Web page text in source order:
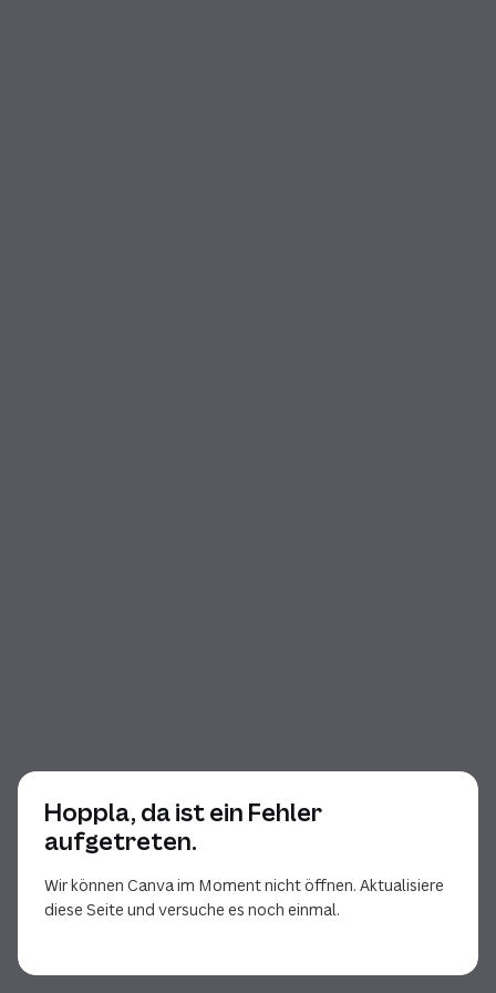
Hoppla, da ist ein Fehler
aufgetreten.
Wir können Canva im Moment nicht öffnen. Aktualisiere
diese Seite und versuche es noch einmal.